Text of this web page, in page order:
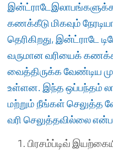
கணக்கீடு மிகவும்
தெரிகிறது, இன்ட்ராடே
வருமான வரியைக்
வைத்திருக்க வேண்டிய
உள்ளன. இந்த ஒப்பந்தம்
மற்றும் நீங்கள் செலுத்த
வரி செலுத்தவில்லை
பிரசம்ப்டிவ்